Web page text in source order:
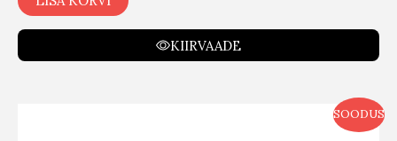
KIIRVAADE
SOODUS